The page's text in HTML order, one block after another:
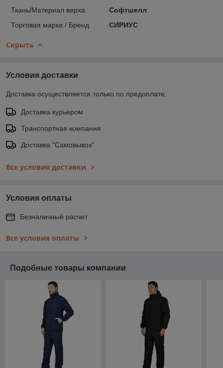
Ткань/Материал верха
Софтшелл
Торговая марка / Бренд
СИРИУС
Скрыть
Условия доставки
Доставка осуществляется только по предоплате.
Доставка курьером
Транспортная компания
Доставка "Самовывоз"
Все условия доставки
Условия оплаты
Безналичный расчет
Все условия оплаты
Подобные товары компании